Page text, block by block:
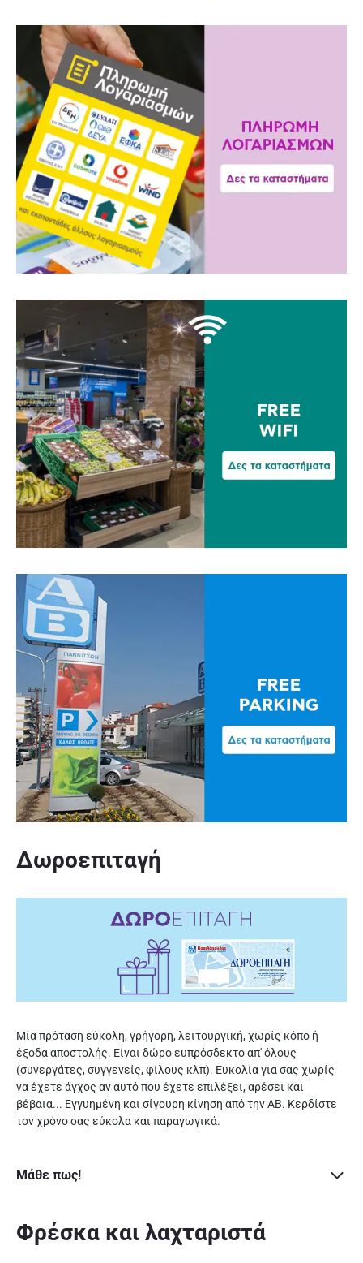
Δωροεπιταγή
Μία πρόταση εύκολη, γρήγορη, λειτουργική, χωρίς κόπο ή
έξοδα αποστολής. Είναι δώρο ευπρόσδεκτο απ' όλους
(συνεργάτες, συγγενείς, φίλους κλπ). Ευκολία για σας χωρίς
να έχετε άγχος αν αυτό που έχετε επιλέξει, αρέσει και
βέβαια... Εγγυημένη και σίγουρη κίνηση από την AΒ. Κερδίστε
τον χρόνο σας εύκολα και παραγωγικά.
Μάθε πως!
Φρέσκα και λαχταριστά